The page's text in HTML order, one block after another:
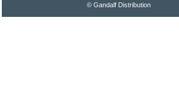
© Gandalf Distribution